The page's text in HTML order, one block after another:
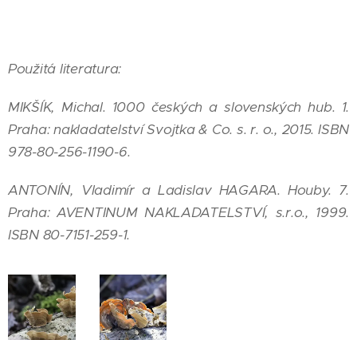
Použitá literatura:
MIKŠÍK, Michal. 1000 českých a slovenských hub. 1.
Praha: nakladatelství Svojtka & Co. s. r. o., 2015. ISBN
978-80-256-1190-6.
ANTONÍN, Vladimír a Ladislav HAGARA. Houby. 7.
Praha: AVENTINUM NAKLADATELSTVÍ, s.r.o., 1999.
ISBN 80-7151-259-1.